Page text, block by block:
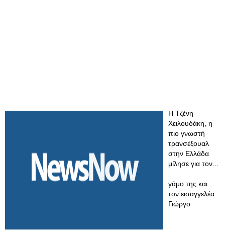
H Tζένη
Χειλουδάκη, η
πιο γνωστή
τρανσέξουαλ
στην Ελλάδα
μίλησε για τον...
γάμο της και
τον εισαγγελέα
Γιώργο